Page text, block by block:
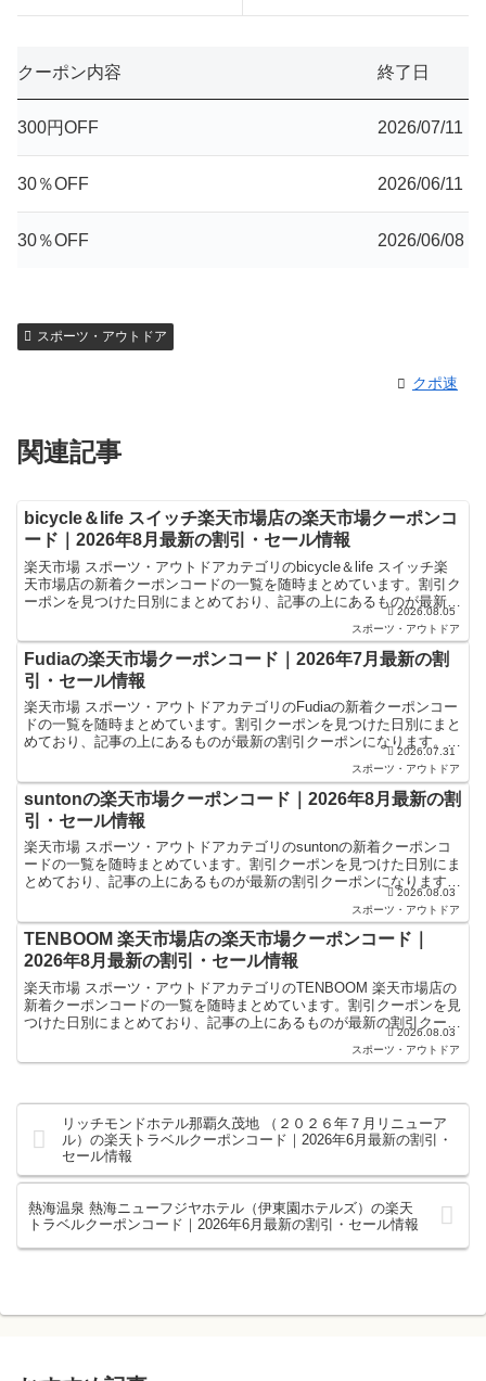
クーポン内容 終了日
300円OFF 2026/07/11
30％OFF 2026/06/11
30％OFF 2026/06/08
スポーツ・アウトドア
クポ速
関連記事
bicycle＆life スイッチ楽天市場店の楽天市場クーポンコ
ード｜2026年8月最新の割引・セール情報
楽天市場 スポーツ・アウトドアカテゴリのbicycle＆life スイッチ楽
天市場店の新着クーポンコードの一覧を随時まとめています。割引ク
ーポンを見つけた日別にまとめており、記事の上にあるものが最新の
2026.08.05
スポーツ・アウトドア
Fudiaの楽天市場クーポンコード｜2026年7月最新の割
引・セール情報
楽天市場 スポーツ・アウトドアカテゴリのFudiaの新着クーポンコー
ドの一覧を随時まとめています。割引クーポンを見つけた日別にまと
めており、記事の上にあるものが最新の割引クーポンになります。楽
2026.07.31
スポーツ・アウトドア
suntonの楽天市場クーポンコード｜2026年8月最新の割
引・セール情報
楽天市場 スポーツ・アウトドアカテゴリのsuntonの新着クーポンコ
ードの一覧を随時まとめています。割引クーポンを見つけた日別にま
とめており、記事の上にあるものが最新の割引クーポンになります。
2026.08.03
スポーツ・アウトドア
TENBOOM 楽天市場店の楽天市場クーポンコード｜
2026年8月最新の割引・セール情報
楽天市場 スポーツ・アウトドアカテゴリのTENBOOM 楽天市場店の
新着クーポンコードの一覧を随時まとめています。割引クーポンを見
つけた日別にまとめており、記事の上にあるものが最新の割引クーポ
2026.08.03
スポーツ・アウトドア
リッチモンドホテル那覇久茂地 （２０２６年７月リニューア
ル）の楽天トラベルクーポンコード｜2026年6月最新の割引・
セール情報
熱海温泉 熱海ニューフジヤホテル（伊東園ホテルズ）の楽天
トラベルクーポンコード｜2026年6月最新の割引・セール情報